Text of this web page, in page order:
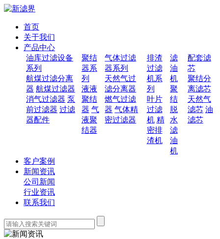
首页
关于我们
产品中心
油库过滤设备
系列
航煤过滤分离
器 航煤过滤器
消气过滤器 泵
前过滤器 过滤
器配件
聚结
器系
列
液液
聚结
器 气
液聚
结器
气体过滤
器系列
天然气过
滤分离器
燃气过滤
器 气体精
密过滤器
排渣
过滤
机系
列
叶片
过滤
机 精
密排
渣机
滤
油
机
聚
结
脱
水
滤
油
机
配套滤
芯
聚结分
离滤芯
天然气
滤芯 油
滤芯
客户案例
新闻资讯
公司新闻
行业资讯
联系我们